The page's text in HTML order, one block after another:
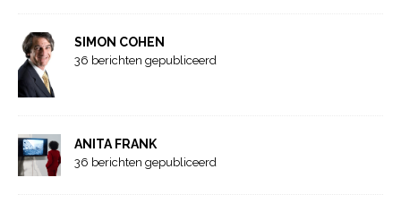
SIMON COHEN
36 berichten gepubliceerd
ANITA FRANK
36 berichten gepubliceerd